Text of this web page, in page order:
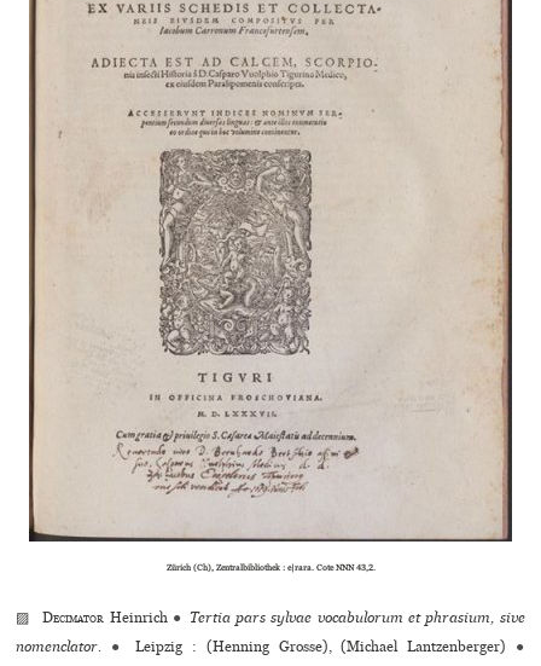
Zürich (Ch), Zentralbibliothek : e|rara. Cote NNN 43,2.
▨Decimator Heinrich ● Tertia pars sylvae vocabulorum et phrasium, sive
nomenclator. ● Leipzig : (Henning Grosse), (Michael Lantzenberger)
●